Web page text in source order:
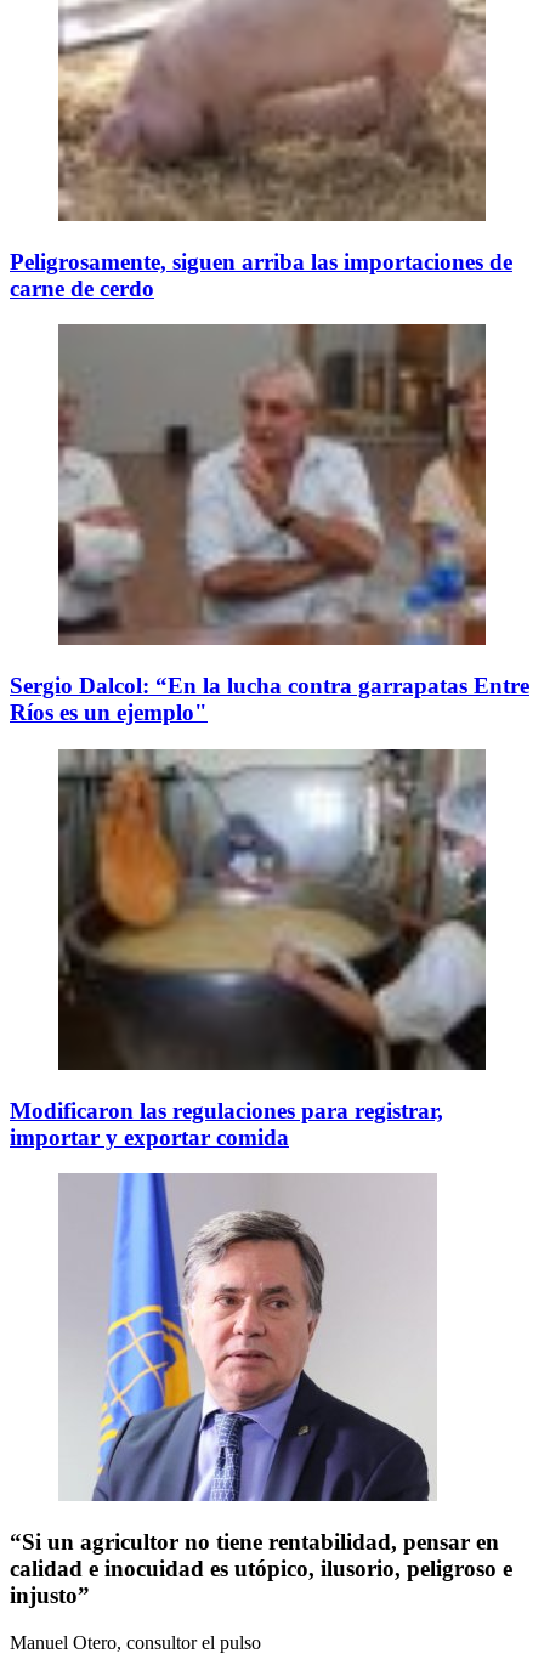
Peligrosamente, siguen arriba las importaciones de
carne de cerdo
Sergio Dalcol: “En la lucha contra garrapatas Entre
Ríos es un ejemplo"
Modificaron las regulaciones para registrar,
importar y exportar comida
“Si un agricultor no tiene rentabilidad, pensar en
calidad e inocuidad es utópico, ilusorio, peligroso e
injusto”
Manuel Otero, consultor el pulso